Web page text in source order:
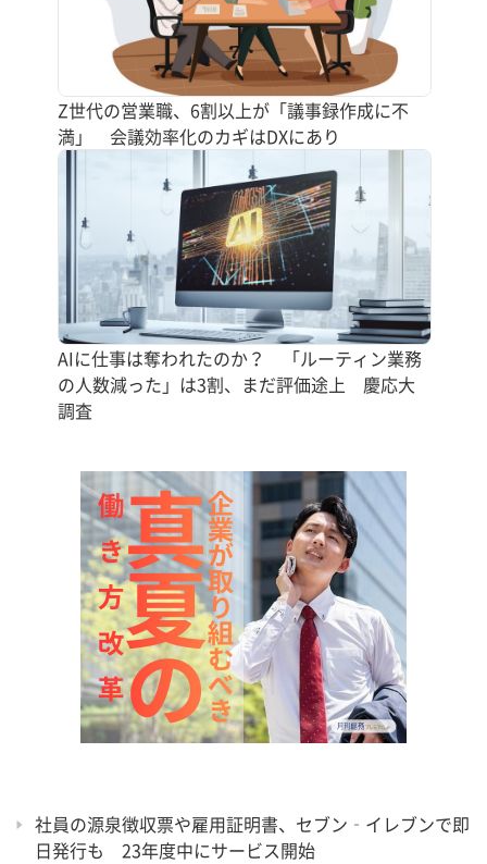
Z世代の営業職、6割以上が「議事録作成に不
満」 会議効率化のカギはDXにあり
AIに仕事は奪われたのか？ 「ルーティン業務
の人数減った」は3割、まだ評価途上 慶応大
調査
社員の源泉徴収票や雇用証明書、セブン‐イレブンで即
日発行も 23年度中にサービス開始